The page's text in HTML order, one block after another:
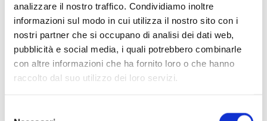
analizzare il nostro traffico. Condividiamo inoltre
informazioni sul modo in cui utilizza il nostro sito con i
nostri partner che si occupano di analisi dei dati web,
pubblicità e social media, i quali potrebbero combinarle
con altre informazioni che ha fornito loro o che hanno
raccolto dal suo utilizzo dei loro servizi.